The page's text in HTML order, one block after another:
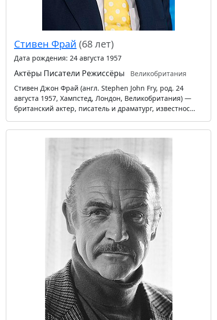
Стивен Фрай (68 лет)
Дата рождения: 24 августа 1957
Актёры Писатели Режиссёры
Великобритания
Стивен Джон Фрай (англ. Stephen John Fry, род. 24
августа 1957, Хампстед, Лондон, Великобритания) —
британский актер, писатель и драматург, известнос…